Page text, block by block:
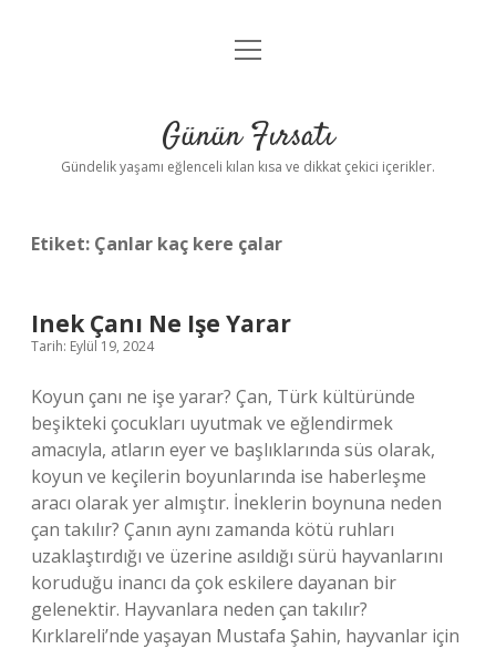
Anasayfa
Yasal Uyarı
menüyü
Günün Fırsatı
Gündelik yaşamı eğlenceli kılan kısa ve dikkat çekici içerikler.
Etiket: Çanlar kaç kere çalar
Inek Çanı Ne Işe Yarar
Tarih: Eylül 19, 2024
Koyun çanı ne işe yarar? Çan, Türk kültüründe
beşikteki çocukları uyutmak ve eğlendirmek
amacıyla, atların eyer ve başlıklarında süs olarak,
koyun ve keçilerin boyunlarında ise haberleşme
aracı olarak yer almıştır. İneklerin boynuna neden
çan takılır? Çanın aynı zamanda kötü ruhları
uzaklaştırdığı ve üzerine asıldığı sürü hayvanlarını
koruduğu inancı da çok eskilere dayanan bir
gelenektir. Hayvanlara neden çan takılır?
Kırklareli’nde yaşayan Mustafa Şahin, hayvanlar için